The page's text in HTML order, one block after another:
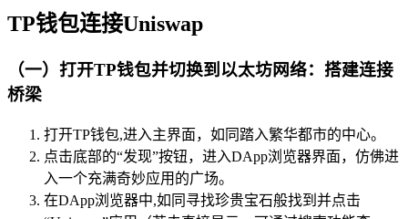
TP钱包连接Uniswap
（一）打开TP钱包并切换到以太坊网络：搭建连接
桥梁
打开TP钱包,进入主界面，如同踏入繁华都市的中心。
点击底部的“发现”按钮，进入DApp浏览器界面，仿佛进
入一个充满奇妙应用的广场。
在DApp浏览器中,如同寻找珍贵宝石般找到并点击